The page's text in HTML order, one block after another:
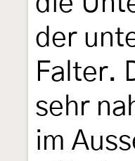
der
Falter.
sehr
im